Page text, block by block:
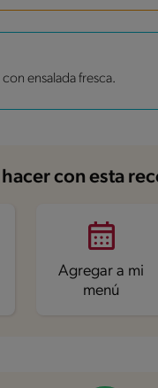
g
5 g
ensalada fresca.
con esta
Agregar a mi
menú